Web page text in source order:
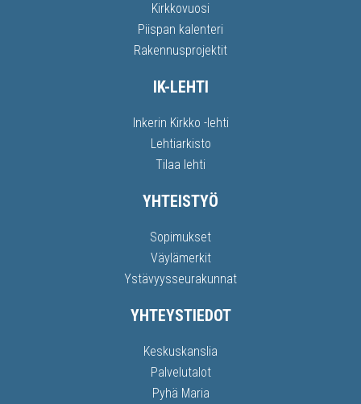
Kirkkovuosi
Piispan kalenteri
Rakennusprojektit
IK-LEHTI
Inkerin Kirkko -lehti
Lehtiarkisto
Tilaa lehti
YHTEISTYÖ
Sopimukset
Väylämerkit
Ystävyysseurakunnat
YHTEYSTIEDOT
Keskuskanslia
Palvelutalot
Pyhä Maria